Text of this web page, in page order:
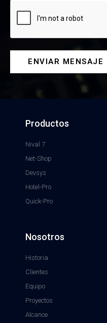
ENVIAR MENSAJE
Productos
Nival 7
Net-Shop
Devsys
Hotel-Pro
Quick-Pro
Nosotros
Historia
Clientes
Equipo
Proyectos
Alcance